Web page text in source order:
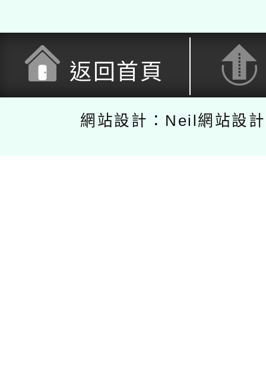
返回首頁
網站設計：Neil網站設